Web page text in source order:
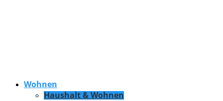
Wohnen
Haushalt & Wohnen